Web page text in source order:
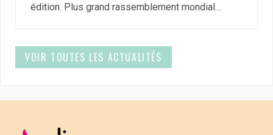
édition. Plus grand rassemblement mondial…
VOIR TOUTES LES ACTUALITÉS